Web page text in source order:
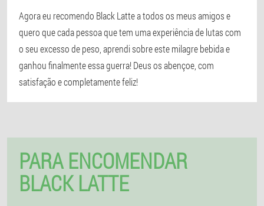
Agora eu recomendo Black Latte a todos os meus amigos e
quero que cada pessoa que tem uma experiência de lutas com
o seu excesso de peso, aprendi sobre este milagre bebida e
ganhou finalmente essa guerra! Deus os abençoe, com
satisfação e completamente feliz!
PARA ENCOMENDAR
BLACK LATTE